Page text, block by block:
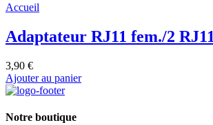
Accueil
Adaptateur RJ11 fem./2
3,90 €
Ajouter au panier
Notre boutique